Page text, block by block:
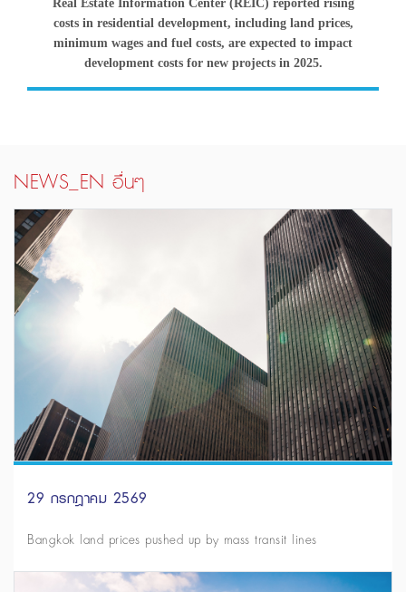
Real Estate Information Center (REIC) reported rising
costs in residential development, including land prices,
minimum wages and fuel costs, are expected to impact
development costs for new projects in 2025.
NEWS_EN อื่นๆ
29 กรกฎาคม 2569
Bangkok land prices pushed up by mass transit lines